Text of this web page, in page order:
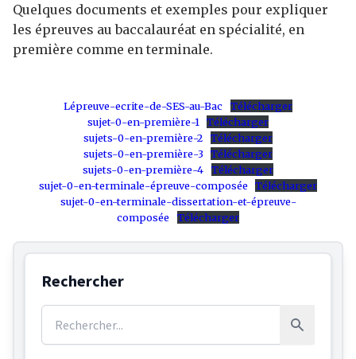
Quelques documents et exemples pour expliquer
les épreuves au baccalauréat en spécialité, en
première comme en terminale.
Lépreuve-ecrite-de-SES-au-Bac
Télécharger
sujet-0-en-première-1
Télécharger
sujets-0-en-première-2
Télécharger
sujets-0-en-première-3
Télécharger
sujets-0-en-première-4
Télécharger
sujet-0-en-terminale-épreuve-composée Télécharger
sujet-0-en-terminale-dissertation-et-épreuve-
composée
Télécharger
Rechercher
Rechercher :
Rechercher